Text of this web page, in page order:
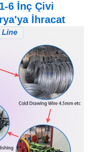
1-6 İnç Çivi
İhracat